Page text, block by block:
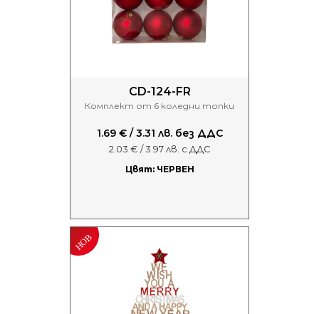
CD-124-FR
Комплект от 6 коледни топки
1.69 € / 3.31 лв. без ДДС
2.03 € / 3.97 лв. с ДДС
Цвят: ЧЕРВЕН